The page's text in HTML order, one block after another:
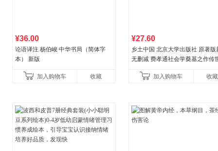
¥36.00
论语译注 杨伯峻 中华书局（简体字
本） 新版
加入购物车 收藏
¥27.60
乡土中国 北京大学出版社 原著版
无删减 费孝通社会学奠基之作传
加入购物车 收藏